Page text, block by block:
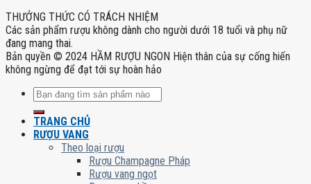
THƯỞNG THỨC CÓ TRÁCH NHIỆM
Các sản phẩm rượu không dành cho người dưới 18 tuổi và phụ nữ
đang mang thai.
Bản quyền © 2024 HẦM RƯỢU NGON Hiện thân của sự cống hiến
không ngừng để đạt tới sự hoàn hảo
Tìm
kiếm:
TRANG CHỦ
RƯỢU VANG
Theo loại rượu
Rượu Champagne Pháp
Rượu vang ngọt